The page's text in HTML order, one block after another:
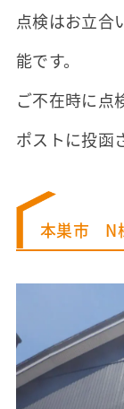
点検はお立合
能です。
ご不在時に点
ポストに投函
本巣市 N